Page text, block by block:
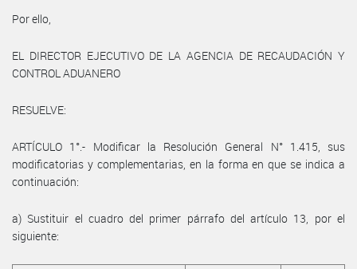
Por ello,
EL DIRECTOR EJECUTIVO DE LA AGENCIA DE RECAUDACIÓN Y
CONTROL ADUANERO
RESUELVE:
ARTÍCULO 1°.- Modificar la Resolución General N° 1.415, sus
modificatorias y complementarias, en la forma en que se indica a
continuación:
a) Sustituir el cuadro del primer párrafo del artículo 13, por el
siguiente: